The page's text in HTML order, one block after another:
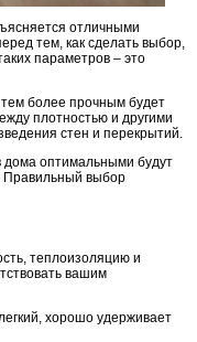
отличными
тем, как сделать выбор,
параметров – это
тем более прочным будет
плотностью и другими
стен и перекрытий.
дома оптимальными будут
Правильный выбор
теплоизоляцию и
вашим
хорошо удерживает